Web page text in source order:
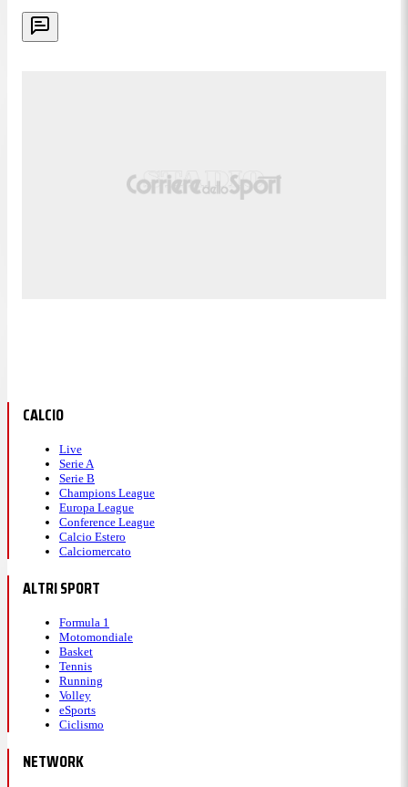
CALCIO
Live
Serie A
Serie B
Champions League
Europa League
Conference League
Calcio Estero
Calciomercato
ALTRI SPORT
Formula 1
Motomondiale
Basket
Tennis
Running
Volley
eSports
Ciclismo
NETWORK